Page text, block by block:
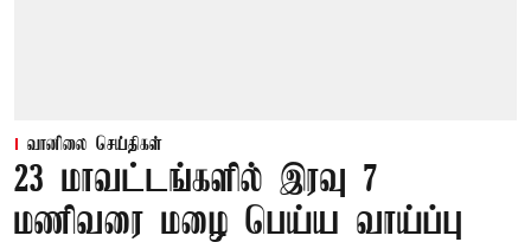
வானிலை செய்திகள்
23 மாவட்டங்களில் இரவு 7
மணிவரை மழை பெய்ய வாய்ப்பு